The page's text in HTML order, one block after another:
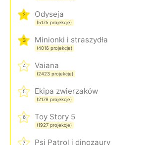
2 Odyseja
(5175 projekcje)
3 Minionki i straszydła
(4016 projekcje)
4 Vaiana
(2423 projekcje)
5 Ekipa zwierzaków
(2179 projekcje)
6 Toy Story 5
(1927 projekcje)
7 Psi Patrol i dinozaury